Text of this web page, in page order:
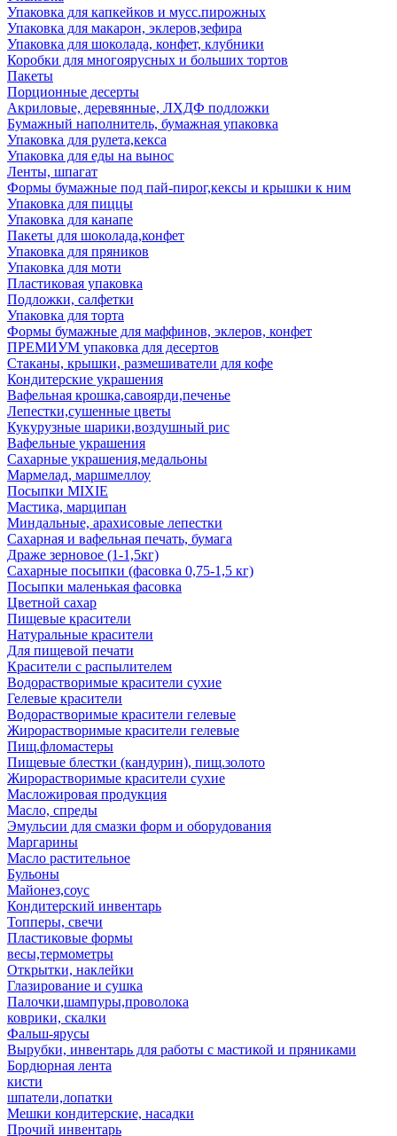
Упаковка для капкейков и мусс.пирожных
Упаковка для макарон, эклеров,зефира
Упаковка для шоколада, конфет, клубники
Коробки для многоярусных и больших тортов
Пакеты
Порционные десерты
Акриловые, деревянные, ЛХДФ подложки
Бумажный наполнитель, бумажная упаковка
Упаковка для рулета,кекса
Упаковка для еды на вынос
Ленты, шпагат
Формы бумажные под пай-пирог,кексы и крышки к ним
Упаковка для пиццы
Упаковка для канапе
Пакеты для шоколада,конфет
Упаковка для пряников
Упаковка для моти
Пластиковая упаковка
Подложки, салфетки
Упаковка для торта
Формы бумажные для маффинов, эклеров, конфет
ПРЕМИУМ упаковка для десертов
Стаканы, крышки, размешиватели для кофе
Кондитерские украшения
Вафельная крошка,савоярди,печенье
Лепестки,сушенные цветы
Кукурузные шарики,воздушный рис
Вафельные украшения
Сахарные украшения,медальоны
Мармелад, маршмеллоу
Посыпки MIXIE
Мастика, марципан
Миндальные, арахисовые лепестки
Сахарная и вафельная печать, бумага
Драже зерновое (1-1,5кг)
Сахарные посыпки (фасовка 0,75-1,5 кг)
Посыпки маленькая фасовка
Цветной сахар
Пищевые красители
Натуральные красители
Для пищевой печати
Красители с распылителем
Водорастворимые красители сухие
Гелевые красители
Водорастворимые красители гелевые
Жирорастворимые красители гелевые
Пищ.фломастеры
Пищевые блестки (кандурин), пищ.золото
Жирорастворимые красители сухие
Масложировая продукция
Масло, спреды
Эмульсии для смазки форм и оборудования
Маргарины
Масло растительное
Бульоны
Майонез,соус
Кондитерский инвентарь
Топперы, свечи
Пластиковые формы
весы,термометры
Открытки, наклейки
Глазирование и сушка
Палочки,шампуры,проволока
коврики, скалки
Фальш-ярусы
Вырубки, инвентарь для работы с мастикой и пряниками
Бордюрная лента
кисти
шпатели,лопатки
Мешки кондитерские, насадки
Прочий инвентарь